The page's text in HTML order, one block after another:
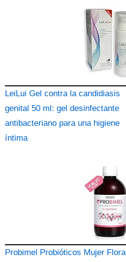
LeiLui Gel contra la candidiasis
genital 50 ml: gel desinfectante
antibacteriano para una higiene
íntima
Probimel Probióticos Mujer Flora